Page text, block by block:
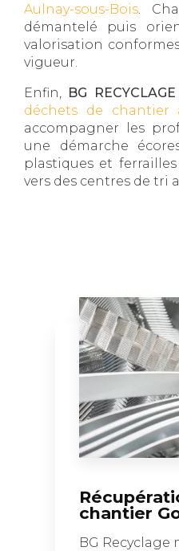
Aulnay-sous-Bois.
démantelé puis
valorisation
vigueur.
Enfin, BG RECYCLAGE
déchets de chantier
accompagner les
une démarche
plastiques et
vers des centres de tri
chantier
BG